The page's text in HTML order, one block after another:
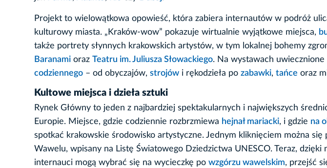
Projekt to wielowątkowa opowieść, która zabiera internautów w podróż
kulturowy miasta. „Kraków-wow” pokazuje wirtualnie wyjątkowe miejsca,
także portrety słynnych krakowskich artystów, w tym lokalnej bohemy
Baranami oraz Teatru im. Juliusza Słowackiego. Na wystawach uwiecznione
codziennego – od obyczajów, strojów i rękodzieła po zabawki, tańce oraz
Kultowe miejsca i dzieła sztuki
Rynek Główny to jeden z najbardziej spektakularnych i największych
Europie. Miejsce, gdzie codziennie rozbrzmiewa hejnał mariacki, i gdzie na
spotkać krakowskie środowisko artystyczne. Jednym kliknięciem można się
Wawelu, wpisany na Listę Światowego Dziedzictwa UNESCO. Teraz,
internauci mogą wybrać się na wycieczkę po wzgórzu wawelskim, przejść